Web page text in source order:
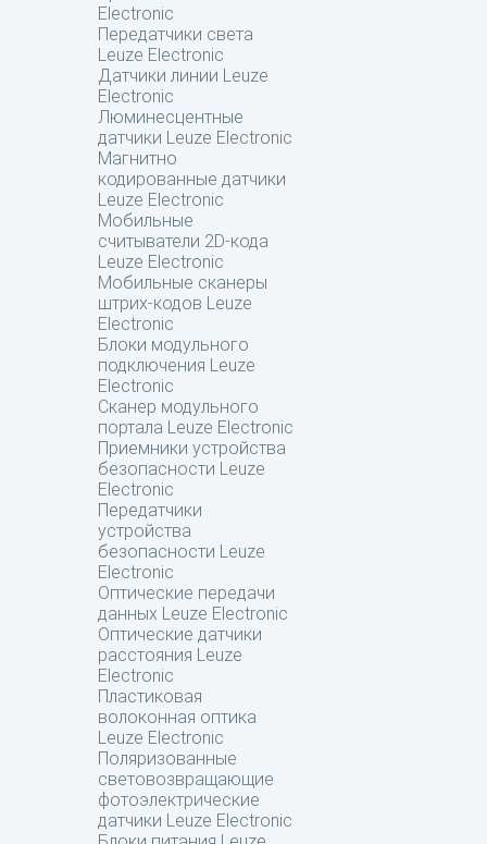
Electronic
Передатчики света
Leuze Electronic
Датчики линии Leuze
Electronic
Люминесцентные
датчики Leuze Electronic
Магнитно
кодированные датчики
Leuze Electronic
Мобильные
считыватели 2D-кода
Leuze Electronic
Мобильные сканеры
штрих-кодов Leuze
Electronic
Блоки модульного
подключения Leuze
Electronic
Сканер модульного
портала Leuze Electronic
Приемники устройства
безопасности Leuze
Electronic
Передатчики
устройства
безопасности Leuze
Electronic
Оптические передачи
данных Leuze Electronic
Оптические датчики
расстояния Leuze
Electronic
Пластиковая
волоконная оптика
Leuze Electronic
Поляризованные
световозвращающие
фотоэлектрические
датчики Leuze Electronic